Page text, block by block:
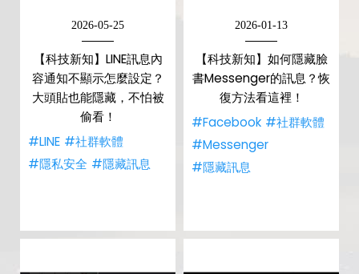
2026-05-25
【科技新知】LINE訊息內
容通知不顯示怎麼設定？
大頭貼也能隱藏，不怕被
偷看！
#LINE #社群軟體
#隱私安全 #隱藏訊息
2026-01-13
【科技新知】如何隱藏臉
書Messenger的訊息？恢
復方法看這裡！
#Facebook #社群軟體
#Messenger
#隱藏訊息